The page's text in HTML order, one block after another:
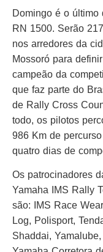
Domingo é o último
RN 1500. Serão
nos arredores da
Mossoró para
campeão da
que faz parte do
de Rally Cross
todo, os pilotos
986 Km de
quatro dias de
Os patrocinadores
Yamaha IMS Rally
são: IMS Race
Log, Polisport,
Shaddai, Yamalube,